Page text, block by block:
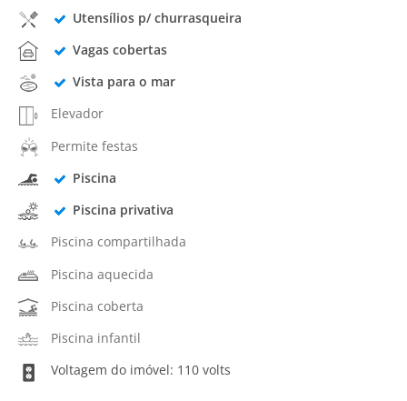
Utensílios p/ churrasqueira
Vagas cobertas
Vista para o mar
Elevador
Permite festas
Piscina
Piscina privativa
Piscina compartilhada
Piscina aquecida
Piscina coberta
Piscina infantil
Voltagem do imóvel: 110 volts